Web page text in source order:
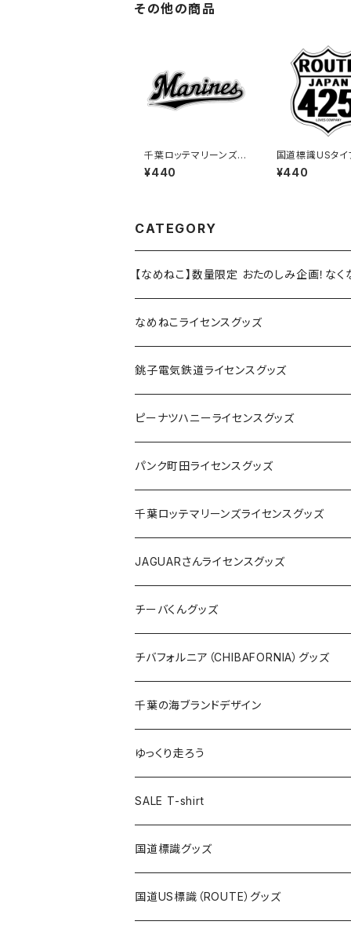
その他の商品
千葉ロッテマリーンズス
テッカー16
¥440
国道標識USタイ
UTE）ステッカ
号線（ホワイト）
¥440
CATEGORY
【なめねこ】数量限定 おたのしみ企画！な
なめねこライセンスグッズ
Tシャツ
キャップ
ステッカー
缶バッジ
ホテルキーホルダー
銚子電気鉄道ライセンスグッズ
ステッカー
缶バッジ
アクリルキーホルダー
ホテルキーホルダー
クリアファイル
Tシャツ
キャップ
トートバッグ
ランチバッグ
エコバッグ
ピーナツハニーライセンスグッズ
Tシャツ
キャップ
バッグ
ステッカー
缶バッジ
キーホルダー
クリアファイル
パンク町田ライセンスグッズ
Tシャツ
キャップ
バッグ
ステッカー
缶バッジ
キーホルダー
クリアファイル
千葉ロッテマリーンズライセンスグッズ
ステッカー
ステッカー
ステッカー大
缶バッジ
缶バッジ32mm
缶バッジ54mm
エコバッグ
JAGUARさんコラボグッズ
Tシャツ
ステッカー
サコッシュ
ホテルキーホルダー
モーテルキーホルダー
トートバッグ
JAGUARさんライセンスグッズ
Tシャツ
ステッカー
缶バッジ
クリアファイル
マスク
エコバッグ
千葉ロッテマリーンズコラボ
チーバくんグッズ
Tシャツ
キャップ
エコバッグ
ステッカー
モーテルキーホルダー
ホテルキーホルダー
チバフォルニア（CHIBAFORNIA）グッズ
Tシャツ
キャップ
ステッカー
ホテルキーホルダー
千葉の海ブランドデザイン
Tシャツ
キャップ
ステッカー
ゆっくり走ろう
Tシャツ
ステッカー
ホテルキーホルダー
SALE T-shirt
国道標識グッズ
ステッカー
国道US標識（ROUTE）グッズ